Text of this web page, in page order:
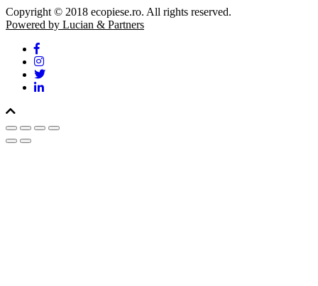
Copyright © 2018 ecopiese.ro. All rights reserved.
Powered by Lucian & Partners